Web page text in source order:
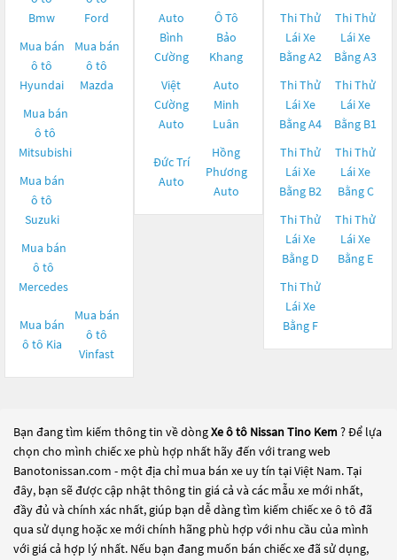
Bmw
Ford
Mua bán
ô tô
Hyundai
Mua bán
ô tô
Mazda
Mua bán
ô tô
Mitsubishi
Mua bán
ô tô
Suzuki
Mua bán
ô tô
Mercedes
Mua bán
ô tô Kia
Mua bán
ô tô
Vinfast
Auto
Bình
Cường
Ô Tô
Bảo
Khang
Việt
Cường
Auto
Auto
Minh
Luân
Đức Trí
Auto
Hồng
Phương
Auto
Thi Thử
Lái Xe
Bằng A2
Thi Thử
Lái Xe
Bằng A3
Thi Thử
Lái Xe
Bằng A4
Thi Thử
Lái Xe
Bằng B1
Thi Thử
Lái Xe
Bằng B2
Thi Thử
Lái Xe
Bằng C
Thi Thử
Lái Xe
Bằng D
Thi Thử
Lái Xe
Bằng E
Thi Thử
Lái Xe
Bằng F
Bạn đang tìm kiếm thông tin về dòngXe ô tô Nissan Tino Kem? Để lựa
chọn cho mình chiếc xe phù hợp nhất hãy đến với trang web
Banotonissan.com - một địa chỉ mua bán xe uy tín tại Việt Nam. Tại
đây, bạn sẽ được cập nhật thông tin giá cả và các mẫu xe mới nhất,
đầy đủ và chính xác nhất, giúp bạn dễ dàng tìm kiếm chiếc xe ô tô đã
qua sử dụng hoặc xe mới chính hãng phù hợp với nhu cầu của mình
với giá cả hợp lý nhất. Nếu bạn đang muốn bán chiếc xe đã sử dụng,